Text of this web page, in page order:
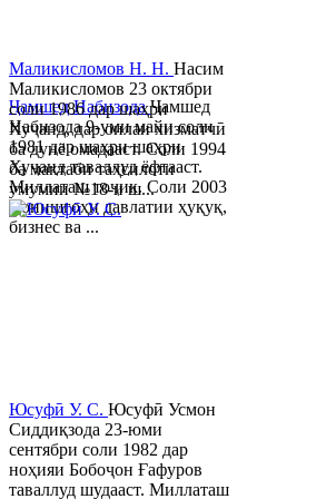
Ҷамшед НабизодаҶамшед
Набизода 9-уми майи соли
1981 дар шаҳри шаҳри
Хуҷанд таваллуд ёфтааст.
Миллаташ тоҷик. Соли 2003
Донишгоҳи давлатии ҳуқуқ,
бизнес ва ...
Маликисломов Н. Н. Насим
Маликисломов 23 октябри
соли 1986 дар шаҳри
Хуҷанд, дар оилаи хизматчӣ
ба дунё омадааст. Соли 1994
ба мактаби таҳсилоти
умумии №18-и ш...
Юсуфӣ У. C. Юсуфӣ Усмон
Сиддиқзода 23-юми
сентябри соли 1982 дар
ноҳияи Бобоҷон Ғафуров
таваллуд шудааст. Миллаташ